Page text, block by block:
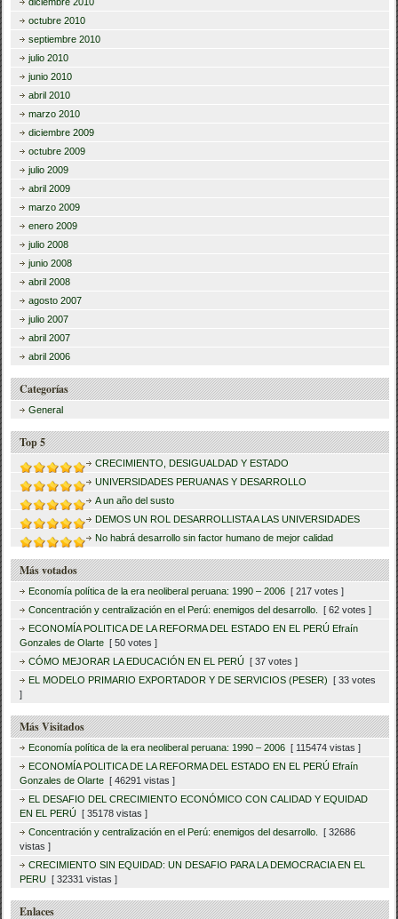
octubre 2010
septiembre 2010
julio 2010
junio 2010
abril 2010
marzo 2010
diciembre 2009
octubre 2009
julio 2009
abril 2009
marzo 2009
enero 2009
julio 2008
junio 2008
abril 2008
agosto 2007
julio 2007
abril 2007
abril 2006
Categorías
General
Top 5
CRECIMIENTO, DESIGUALDAD Y ESTADO
UNIVERSIDADES PERUANAS Y DESARROLLO
A un año del susto
DEMOS UN ROL DESARROLLISTA A LAS UNIVERSIDADES
No habrá desarrollo sin factor humano de mejor calidad
Más votados
Economía política de la era neoliberal peruana: 1990 – 2006 [ 217 votes ]
Concentración y centralización en el Perú: enemigos del desarrollo.
[ 62 votes ]
ECONOMÍA POLITICA DE LA REFORMA DEL ESTADO EN EL PERÚ Efraín
Gonzales de Olarte [ 50 votes ]
CÓMO MEJORAR LA EDUCACIÓN EN EL PERÚ [ 37 votes ]
EL MODELO PRIMARIO EXPORTADOR Y DE SERVICIOS (PESER) [ 33 votes
]
Más Visitados
Economía política de la era neoliberal peruana: 1990 – 2006 [ 115474 vistas ]
ECONOMÍA POLITICA DE LA REFORMA DEL ESTADO EN EL PERÚ Efraín
Gonzales de Olarte [ 46291 vistas ]
EL DESAFIO DEL CRECIMIENTO ECONÓMICO CON CALIDAD Y EQUIDAD
EN EL PERÚ [ 35178 vistas ]
Concentración y centralización en el Perú: enemigos del desarrollo.
[ 32686
vistas ]
CRECIMIENTO SIN EQUIDAD: UN DESAFIO PARA LA DEMOCRACIA EN EL
PERU [ 32331 vistas ]
Enlaces